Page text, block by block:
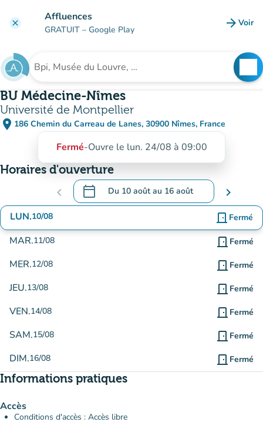
clear Affluences
GRATUIT – Google Play arrow_forward Voir
Rechercher un établissement
BU Médecine-Nîmes
Université de Montpellier
place 186 Chemin du Carreau de Lanes, 30900 Nîmes, France
(ouvrir dans Google Maps)
(nouvel onglet)
Fermé-Ouvre le lun. 24/08 à 09:00
Horaires d'ouverture
chevron_left calendar_today Du 10 aoûtau 16 août
.Ouvrir le calendrier pour changer de
chevron_right
LUN.10/08 door_front Fermé
MAR.11/08 door_front Fermé
MER.12/08 door_front Fermé
JEU.13/08 door_front Fermé
VEN.14/08 door_front Fermé
SAM.15/08 door_front Fermé
DIM.16/08 door_front Fermé
Informations pratiques
Accès
Conditions d'accès : Accès libre